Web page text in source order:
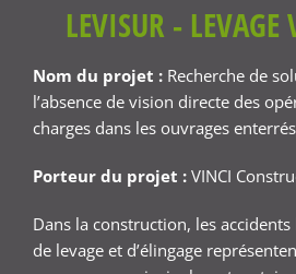
LEVISUR - LEVAGE
Nom du projet : Recherche de
l’absence de vision directe des
charges dans les ouvrages enterrés
Porteur du projet : VINCI
Dans la construction, les
de levage et d’élingage